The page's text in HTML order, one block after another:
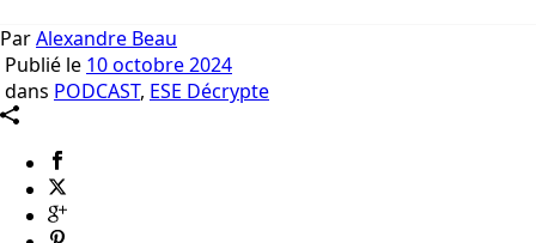
ParAlexandre Beau
Publié le 10 octobre 2024
dans PODCAST, ESE Décrypte